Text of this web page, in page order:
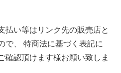
払い等はリンク先の販売店と
で、 特商法に基づく表記に
確認頂けます様お願い致しま